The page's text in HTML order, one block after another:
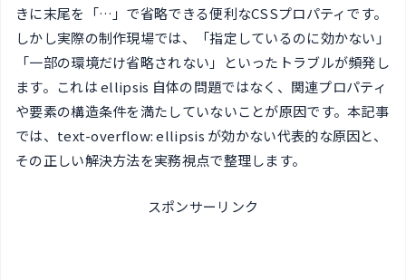
きに末尾を「…」で省略できる便利なCSSプロパティです。
しかし実際の制作現場では、「指定しているのに効かない」
「一部の環境だけ省略されない」といったトラブルが頻発し
ます。これは ellipsis 自体の問題ではなく、関連プロパティ
や要素の構造条件を満たしていないことが原因です。本記事
では、text-overflow: ellipsis が効かない代表的な原因と、
その正しい解決方法を実務視点で整理します。
スポンサーリンク